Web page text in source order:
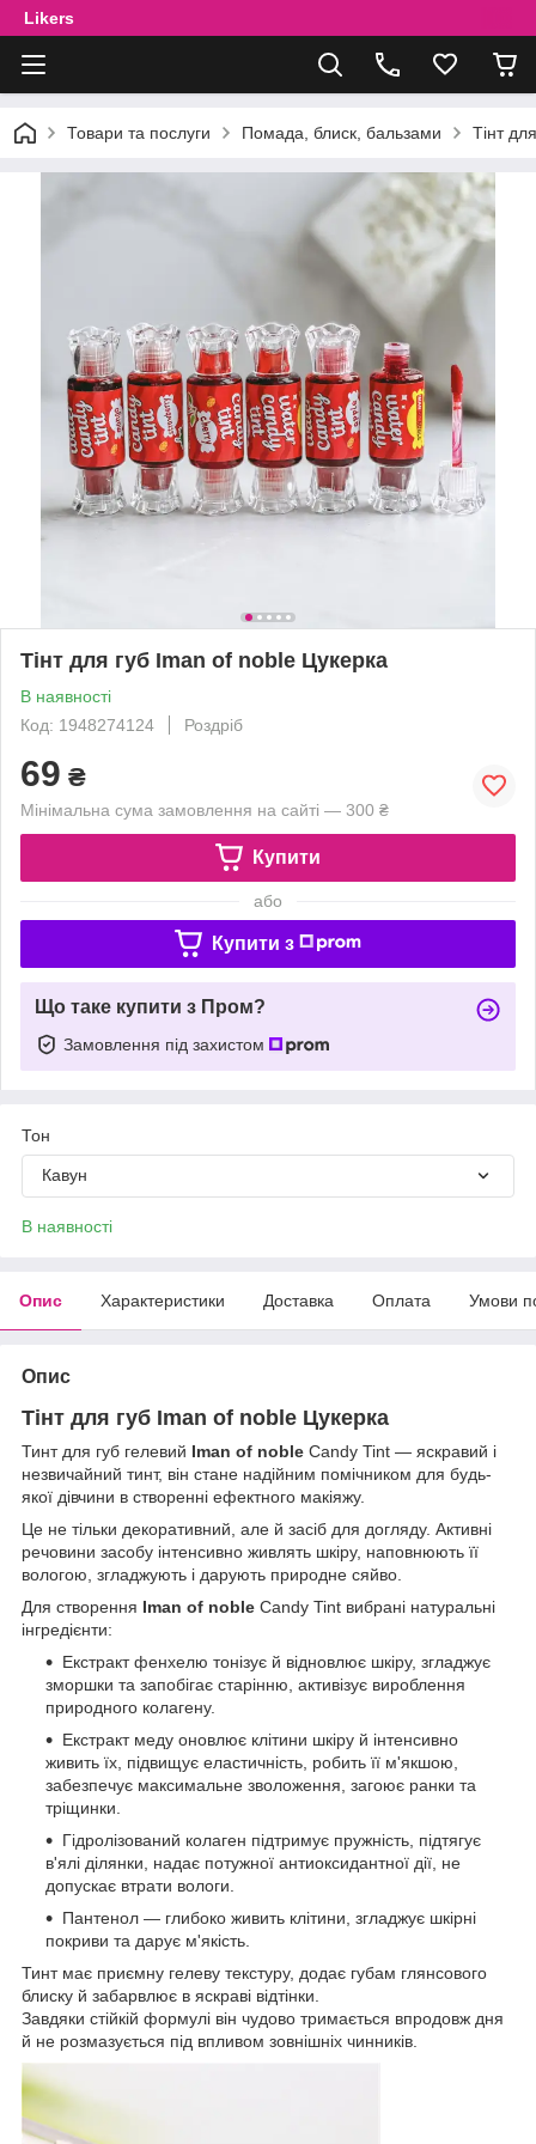
Likers
Товари та послуги Помада, блиск, бальзами Тінт
Тінт для губ Iman of noble Цукерка
В наявності
Код: 1948274124
Роздріб
69 ₴
Мінімальна сума замовлення на сайті — 300 ₴
Купити
або
Купити з
Що таке купити з Пром?
Замовлення під захистом
Тон
Кавун
В наявності
Опис Характеристики Доставка Оплата Умови
Опис
Тінт для губ Iman of noble Цукерка
Тинт для губ гелевий Iman of noble Candy Tint — яскравий і
незвичайний тинт, він стане надійним помічником для будь-
якої дівчини в створенні ефектного макіяжу.
Це не тільки декоративний, але й засіб для догляду. Активні
речовини засобу інтенсивно живлять шкіру, наповнюють її
вологою, згладжують і дарують природне сяйво.
Для створення Iman of noble Candy Tint вибрані натуральні
інгредієнти:
Екстракт фенхелю тонізує й відновлює шкіру, згладжує
зморшки та запобігає старінню, активізує вироблення
природного колагену.
Екстракт меду оновлює клітини шкіру й інтенсивно
живить їх, підвищує еластичність, робить її м'якшою,
забезпечує максимальне зволоження, загоює ранки та
тріщинки.
Гідролізований колаген підтримує пружність, підтягує
в'ялі ділянки, надає потужної антиоксидантної дії, не
допускає втрати вологи.
Пантенол — глибоко живить клітини, згладжує шкірні
покриви та дарує м'якість.
Тинт має приємну гелеву текстуру, додає губам глянсового
блиску й забарвлює в яскраві відтінки.
Завдяки стійкій формулі він чудово тримається впродовж дня
й не розмазується під впливом зовнішніх чинників.